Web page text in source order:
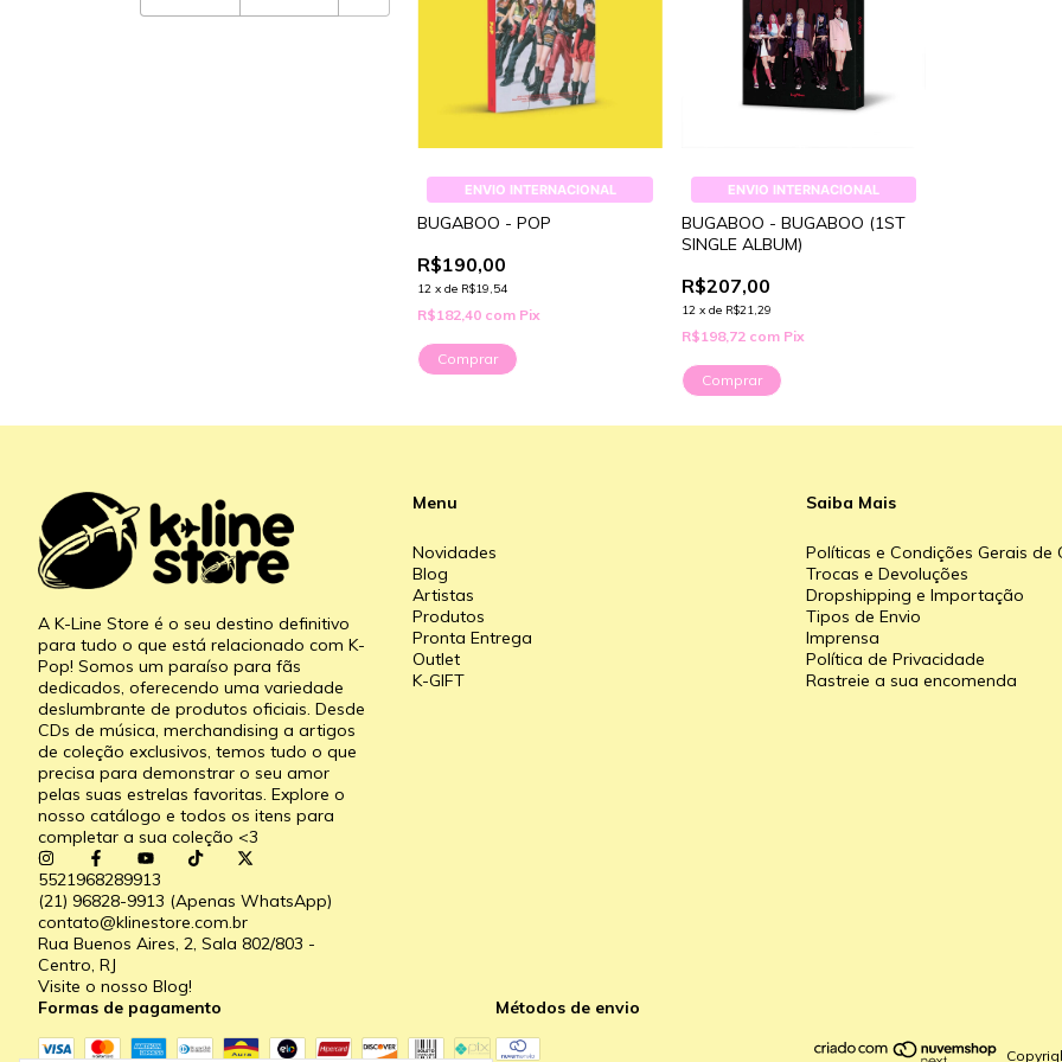
ENVIO INTERNACIONAL
BUGABOO - POP
R$190,00
12 xde R$19,54
R$182,40 com Pix
ENVIO INTERNACIONAL
BUGABOO - BUGABOO (1ST
SINGLE ALBUM)
R$207,00
12 x de R$21,29
R$198,72 com Pix
A K-Line Store é o seu destino definitivo
para tudo o que está relacionado com K-
Pop! Somos um paraíso para fãs
dedicados, oferecendo uma variedade
deslumbrante de produtos oficiais. Desde
CDs de música, merchandising a artigos
de coleção exclusivos, temos tudo o que
precisa para demonstrar o seu amor
pelas suas estrelas favoritas. Explore o
nosso catálogo e todos os itens para
completar a sua coleção <3
5521968289913
(21) 96828-9913 (Apenas WhatsApp)
contato@klinestore.com.br
Rua Buenos Aires, 2, Sala 802/803 -
Centro, RJ
Visite o nosso Blog!
Menu
Novidades
Blog
Artistas
Produtos
Pronta Entrega
Outlet
K-GIFT
Saiba Mais
Políticas e Condições Gerais de
Trocas e Devoluções
Dropshipping e Importação
Tipos de Envio
Imprensa
Política de Privacidade
Rastreie a sua encomenda
Formas de pagamento Métodos de envio